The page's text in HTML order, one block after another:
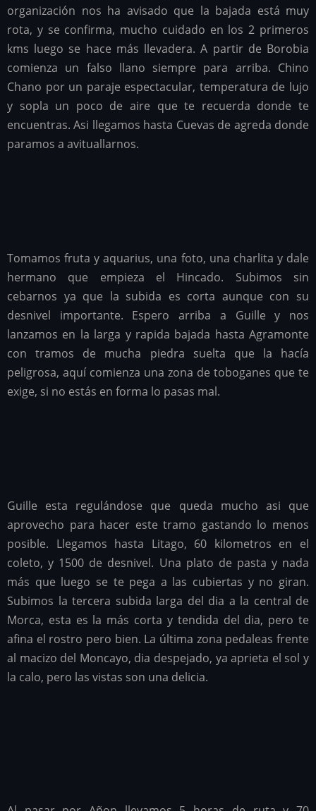
organización nos ha avisado que la bajada está muy
rota, y se confirma, mucho cuidado en los 2 primeros
kms luego se hace más llevadera. A partir de Borobia
comienza un falso llano siempre para arriba. Chino
Chano por un paraje espectacular, temperatura de lujo
y sopla un poco de aire que te recuerda donde te
encuentras. Asi llegamos hasta Cuevas de agreda donde
paramos a avituallarnos.
Tomamos fruta y aquarius, una foto, una charlita y dale
hermano que empieza el Hincado. Subimos sin
cebarnos ya que la subida es corta aunque con su
desnivel importante. Espero arriba a Guille y nos
lanzamos en la larga y rapida bajada hasta Agramonte
con tramos de mucha piedra suelta que la hacía
peligrosa, aquí comienza una zona de toboganes que te
exige, si no estás en forma lo pasas mal.
Guille esta regulándose que queda mucho asi que
aprovecho para hacer este tramo gastando lo menos
posible. Llegamos hasta Litago, 60 kilometros en el
coleto, y 1500 de desnivel. Una plato de pasta y nada
más que luego se te pega a las cubiertas y no giran.
Subimos la tercera subida larga del dia a la central de
Morca, esta es la más corta y tendida del dia, pero te
afina el rostro pero bien. La última zona pedaleas frente
al macizo del Moncayo, dia despejado, ya aprieta el sol y
la calo, pero las vistas son una delicia.